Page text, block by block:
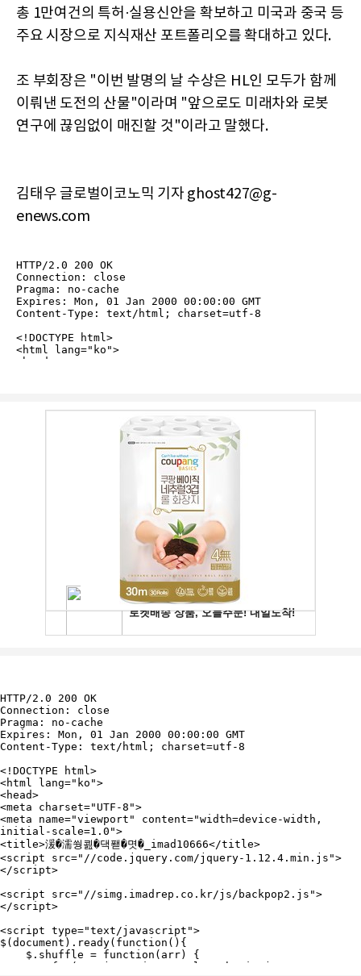
총 1만여건의 특허·실용신안을 확보하고 미국과 중국 등
주요 시장으로 지식재산 포트폴리오를 확대하고 있다.
조 부회장은 "이번 발명의 날 수상은 HL인 모두가 함께
이뤄낸 도전의 산물"이라며 "앞으로도 미래차와 로봇
연구에 끊임없이 매진할 것"이라고 말했다.
김태우 글로벌이코노믹 기자 ghost427@g-
enews.com